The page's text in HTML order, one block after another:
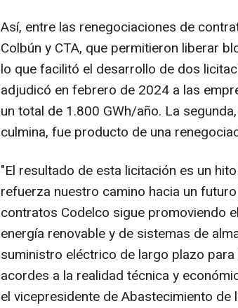
Así, entre las renegociaciones de
Colbún y CTA, que permitieron liberar
lo que facilitó el desarrollo de dos
adjudicó en febrero de 2024 a las
un total de 1.800 GWh/año. La
culmina, fue producto de una
"El resultado de esta licitación es un
refuerza nuestro camino hacia un
contratos Codelco sigue promoviendo
energía renovable y de sistemas de
suministro eléctrico de largo plazo
acordes a la realidad técnica y
el vicepresidente de Abastecimiento de